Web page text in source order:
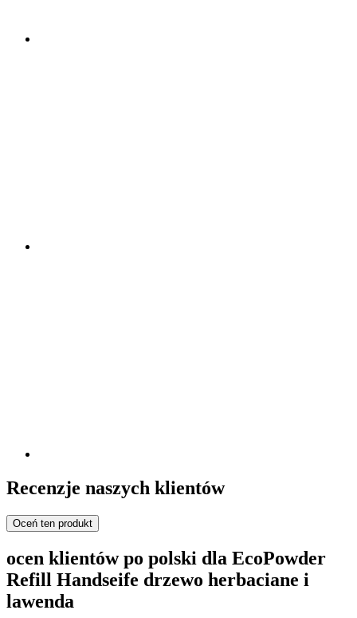
Recenzje naszych klientów
Oceń ten produkt
ocen klientów po polski dla EcoPowder
Refill Handseife drzewo herbaciane i
lawenda